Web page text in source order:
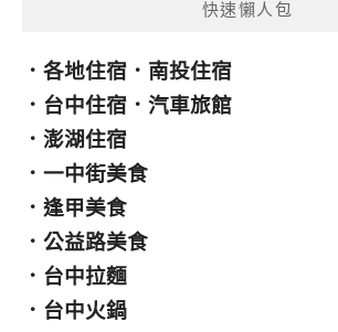
快速懶人包
． 各地住宿 ． 南投住宿
． 台中住宿 ． 汽車旅館
． 澎湖住宿
． 一中街美食
． 逢甲美食
． 公益路美食
． 台中拉麵
． 台中火鍋